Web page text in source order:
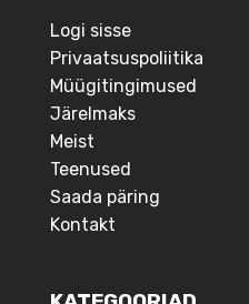
Logi sisse
Privaatsuspoliitika
Müügitingimused
Järelmaks
Meist
Teenused
Saada päring
Kontakt